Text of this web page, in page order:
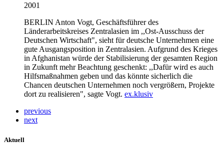
2001
BERLIN Anton Vogt, Geschäftsführer des
Länderarbeitskreises Zentralasien im ,,Ost-Ausschuss der
Deutschen Wirtschaft", sieht für deutsche Unternehmen eine
gute Ausgangsposition in Zentralasien. Aufgrund des Krieges
in Afghanistan würde der Stabilisierung der gesamten Region
in Zukunft mehr Beachtung geschenkt: ,,Dafür wird es auch
Hilfsmaßnahmen geben und das könnte sicherlich die
Chancen deutschen Unternehmen noch vergrößern, Projekte
dort zu realisieren", sagte Vogt. ex.klusiv
previous
next
Aktuell